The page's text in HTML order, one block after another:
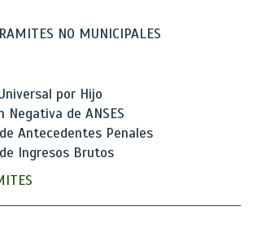
NO MUNICIPALES
por Hijo
Negativa de ANSES
Antecedentes Penales
Ingresos Brutos